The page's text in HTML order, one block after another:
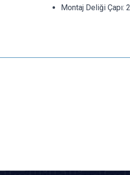
Montaj Deliği Çapı: